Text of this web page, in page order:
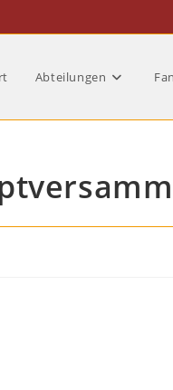
Abteilungen